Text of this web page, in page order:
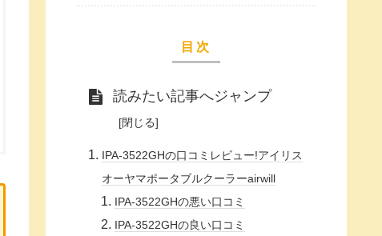
目次
読みたい記事へジャンプ
IPA-3522GHの口コミレビュー!アイリス
オーヤマポータブルクーラーairwill
IPA-3522GHの悪い口コミ
IPA-3522GHの良い口コミ